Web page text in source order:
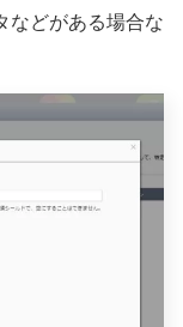
などがある場合な